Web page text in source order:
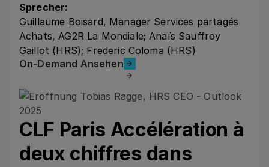
Sprecher:
Guillaume Boisard, Manager Services partagés
Achats, AG2R La Mondiale; Anaïs Sauffroy
Gaillot (HRS); Frederic Coloma (HRS)
On-Demand Ansehen
On-Demand Ansehen
CLF Paris Accélération à
deux chiffres dans